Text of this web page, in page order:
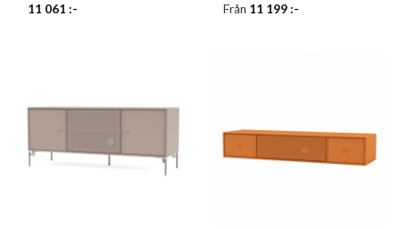
11 061:-
Från 11 199:-